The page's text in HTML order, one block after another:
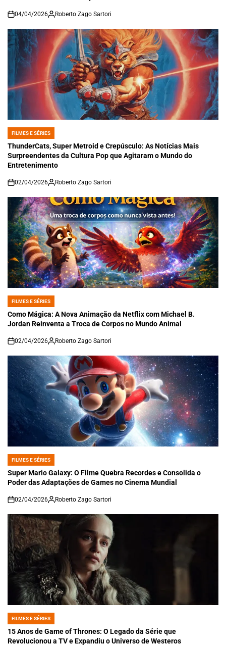
on
04/04/2026 Roberto Zago Sartori
POSTED
IN
FILMES E SÉRIES
ThunderCats, Super Metroid e Crepúsculo: As Notícias Mais
Surpreendentes da Cultura Pop que Agitaram o Mundo do
Entretenimento
on
02/04/2026 Roberto Zago Sartori
POSTED
IN
FILMES E SÉRIES
Como Mágica: A Nova Animação da Netflix com Michael B.
Jordan Reinventa a Troca de Corpos no Mundo Animal
on
02/04/2026 Roberto Zago Sartori
POSTED
IN
FILMES E SÉRIES
Super Mario Galaxy: O Filme Quebra Recordes e Consolida o
Poder das Adaptações de Games no Cinema Mundial
on
02/04/2026 Roberto Zago Sartori
POSTED
IN
FILMES E SÉRIES
15 Anos de Game of Thrones: O Legado da Série que
Revolucionou a TV e Expandiu o Universo de Westeros